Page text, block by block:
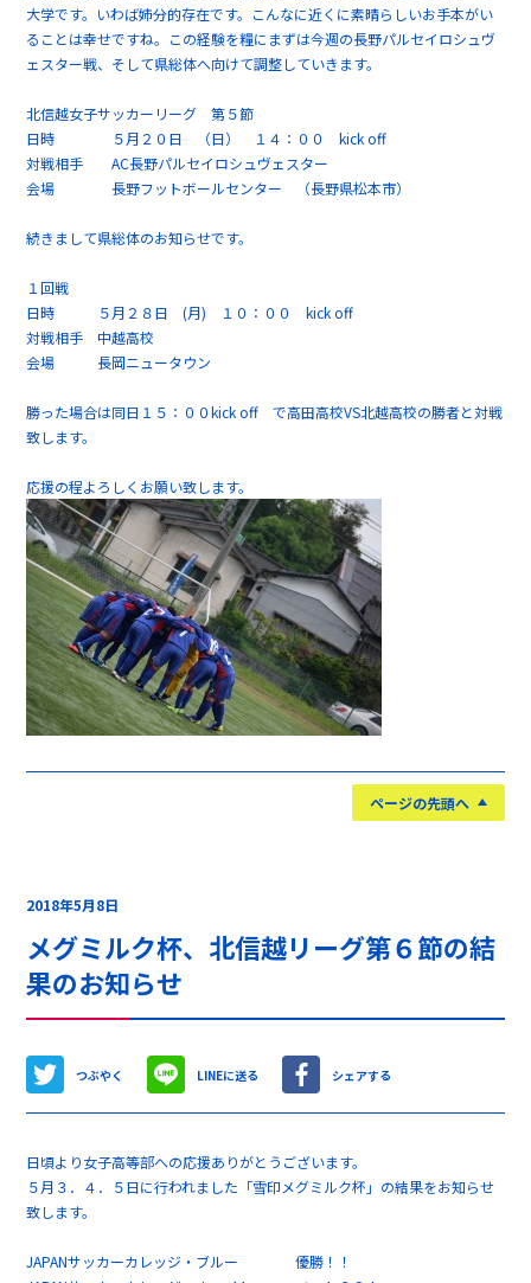
大学です。いわば姉分的存在です。こんなに近くに素晴らしいお手本がい
ることは幸せですね。この経験を糧にまずは今週の長野パルセイロシュヴ
ェスター戦、そして県総体へ向けて調整していきます。
北信越女子サッカーリーグ 第５節
日時 ５月２０日 （日） １４：００ kick off
対戦相手 AC長野パルセイロシュヴェスター
会場 長野フットボールセンター （長野県松本市）
続きまして県総体のお知らせです。
１回戦
日時 ５月２８日 (月) １０：００ kick off
対戦相手 中越高校
会場 長岡ニュータウン
勝った場合は同日１５：００kick off で高田高校VS北越高校の勝者と対戦
致します。
応援の程よろしくお願い致します。
ページの先頭へ
2018年5月8日
メグミルク杯、北信越リーグ第６節の結
果のお知らせ
つぶやく LINEに送る シェアする
日頃より女子高等部への応援ありがとうございます。
５月３．４．５日に行われました「雪印メグミルク杯」の結果をお知らせ
致します。
JAPANサッカーカレッジ・ブルー 優勝！！